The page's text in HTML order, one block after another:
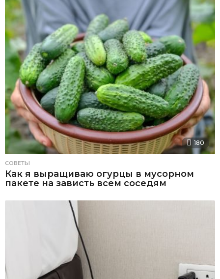
180
СОВЕТЫ
Как я выращиваю огурцы в мусорном
пакете на зависть всем соседям